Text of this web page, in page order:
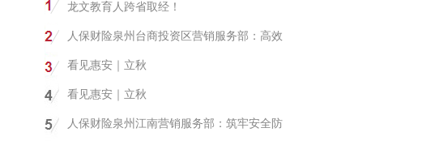
龙文教育人跨省取经！
人保财险泉州台商投资区营销服务部：高效
看见惠安｜立秋
看见惠安｜立秋
人保财险泉州江南营销服务部：筑牢安全防